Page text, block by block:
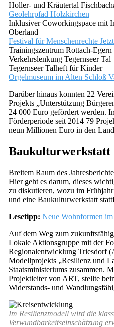
Holler- und Kräutertal
Geolehrpfad Holzkirchen
Inklusiver Coworkingspace mit
Oberland
Festival für Menschenrechte
Trainingszentrum Rottach-Egern
Verkehrslenkung Tegernseer Tal
Tegernseer Talheft für Kinder
Orgelmuseum im Alten Schloß
Darüber hinaus konnten 22
Projekts „Unterstützung
24 000 Euro gefördert werden.
Förderperiode seit 2014 79
neun Millionen Euro in den
Baukulturwerkstatt
Breitem Raum des
Hier geht es darum, dieses
zu diskutieren, wozu im
und eine Baukulturwerkstatt
Lesetipp: Neue Wohnformen
Auf dem Weg zum
Lokale Aktionsgruppe mit der
Regionalentwicklung Triesdorf
Modellprojekts „Resilienz und
Staatsministeriums zusammen.
Projektleiter von ART, stellte
Widerstands- und
Im Resilienzmodell wird die
Verwundbarkeitseinschätzung